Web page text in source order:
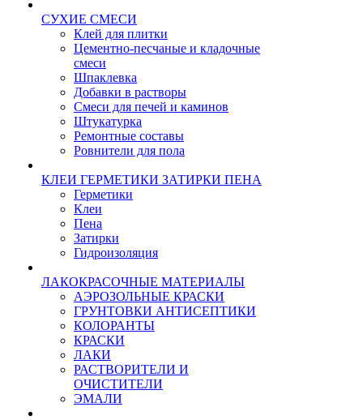
СУХИЕ СМЕСИ
Клей для плитки
Цементно-песчаные и кладочные
смеси
Шпаклевка
Добавки в растворы
Смеси для печей и каминов
Штукатурка
Ремонтные составы
Ровнители для пола
КЛЕИ ГЕРМЕТИКИ ЗАТИРКИ ПЕНА
Герметики
Клеи
Пена
Затирки
Гидроизоляция
ЛАКОКРАСОЧНЫЕ МАТЕРИАЛЫ
АЭРОЗОЛЬНЫЕ КРАСКИ
ГРУНТОВКИ АНТИСЕПТИКИ
КОЛОРАНТЫ
КРАСКИ
ЛАКИ
РАСТВОРИТЕЛИ И
ОЧИСТИТЕЛИ
ЭМАЛИ